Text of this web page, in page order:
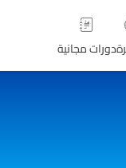
دورات مجانية